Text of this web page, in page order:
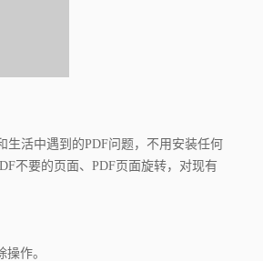
活中遇到的PDF问题，不用安装任何
不要的页面、PDF页面旋转，对现有
作。